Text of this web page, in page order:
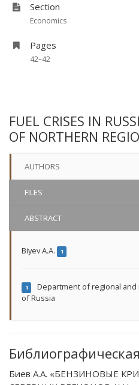
Section
Economics
Pages
42–42
FUEL CRISES IN
OF NORTHERN
AUTHORS
FILES
ABSTRACT
Biyev А.А. 1
1
Department of regional
of Russia
Биев А.А. «БЕНЗИНОВЫЕ